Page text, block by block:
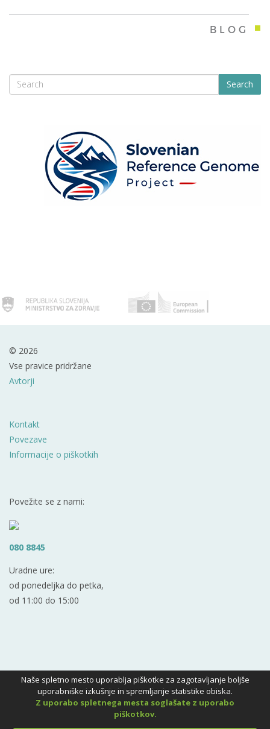
BLOG
Search
© 2026
Vse pravice pridržane
Avtorji
Kontakt
Povezave
Informacije o piškotkih
Povežite se z nami:
080 8845
Uradne ure:
od ponedeljka do petka,
od 11:00 do 15:00
Naše spletno mesto uporablja piškotke za zagotavljanje boljše
uporabniške izkušnje in spremljanje statistike obiska.
Z uporabo spletnega mesta soglašate z uporabo
piškotkov.